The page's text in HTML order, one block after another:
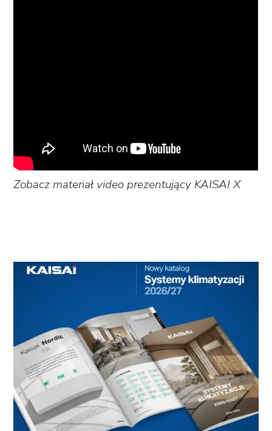
Zobacz materiał video prezentujący KAISAI X